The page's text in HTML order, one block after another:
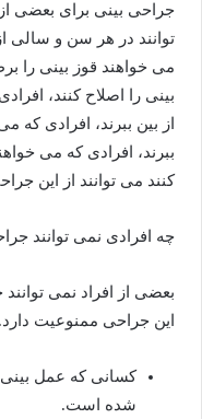
جراحی بینی برای بعضی
توانند در هر سن و سالی
می خواهند قوز بینی را
بینی را اصلاح کنند،
از بین ببرند، افرادی که
ببرند، افرادی که می
کنند می توانند از این
چه افرادی نمی توانند
بعضی از افراد نمی
این جراحی ممنوعیت
شده است.